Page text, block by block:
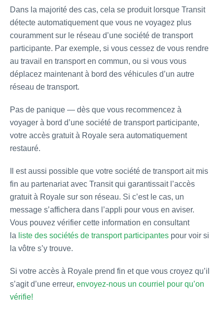
Dans la majorité des cas, cela se produit lorsque Transit
détecte automatiquement que vous ne voyagez plus
couramment sur le réseau d’une société de transport
participante. Par exemple, si vous cessez de vous rendre
au travail en transport en commun, ou si vous vous
déplacez maintenant à bord des véhicules d’un autre
réseau de transport.
Pas de panique — dès que vous recommencez à
voyager à bord d’une société de transport participante,
votre accès gratuit à Royale sera automatiquement
restauré.
Il est aussi possible que votre société de transport ait mis
fin au partenariat avec Transit qui garantissait l’accès
gratuit à Royale sur son réseau. Si c’est le cas, un
message s’affichera dans l’appli pour vous en aviser.
Vous pouvez vérifier cette information en consultant
la liste des sociétés de transport participantes pour voir si
la vôtre s’y trouve.
Si votre accès à Royale prend fin et que vous croyez qu’il
s’agit d’une erreur, envoyez-nous un courriel pour qu’on
vérifie!